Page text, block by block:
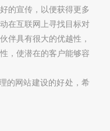
的宣传，以便获得更多
在互联网上寻找目标对
伴具有很大的优越性，
，使潜在的客户能够容
的网站建设的好处，希